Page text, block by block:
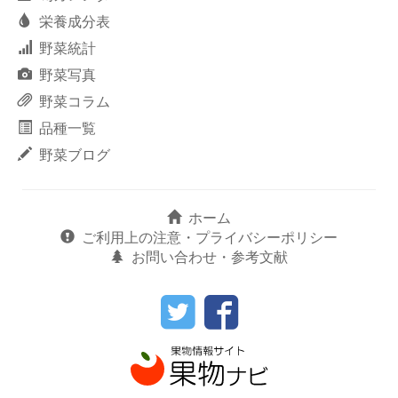
栄養成分表
野菜統計
野菜写真
野菜コラム
品種一覧
野菜ブログ
ホーム
ご利用上の注意・プライバシーポリシー
お問い合わせ・参考文献